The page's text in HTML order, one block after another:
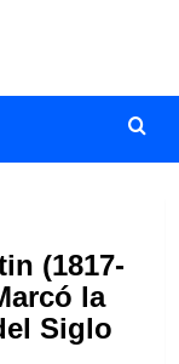
(1817-
la
Siglo